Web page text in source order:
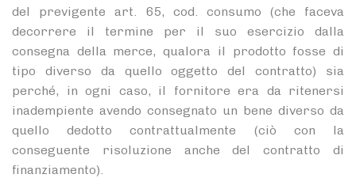
del previgente art. 65, cod. consumo (che faceva
decorrere il termine per il suo esercizio dalla
consegna della merce, qualora il prodotto fosse di
tipo diverso da quello oggetto del contratto) sia
perché, in ogni caso, il fornitore era da ritenersi
inadempiente avendo consegnato un bene diverso da
quello dedotto contrattualmente (ciò con la
conseguente risoluzione anche del contratto di
finanziamento).